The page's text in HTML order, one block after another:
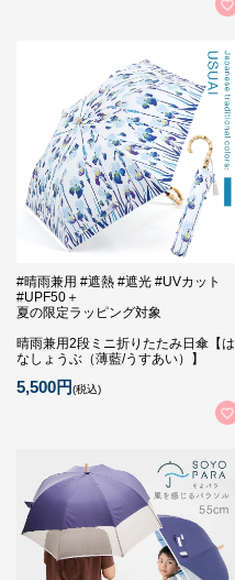
#晴雨兼用 #遮熱 #遮光 #UVカット
#UPF50＋
夏の限定ラッピング対象
晴雨兼用2段ミニ折りたたみ日傘【は
なしょうぶ（薄藍/うすあい）】
5,500円(税込)